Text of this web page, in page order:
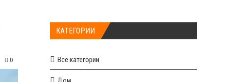
0
КАТЕГОРИИ
Все категории